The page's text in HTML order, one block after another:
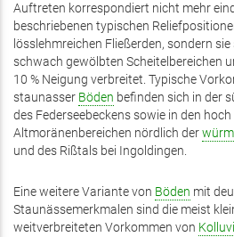
Auftreten korrespondiert nicht mehr
beschriebenen typischen
lösslehmreichen Fließerden, sondern
schwach gewölbten Scheitelbereichen
10 % Neigung verbreitet. Typische
staunasser Böden befinden sich in der
des Federseebeckens sowie in den hoch
Altmoränenbereichen nördlich der
und des Rißtals bei Ingoldingen.
Eine weitere Variante von Böden mit
Staunässemerkmalen sind die meist
weitverbreiteten Vorkommen von